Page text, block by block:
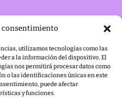
consentimiento
utilizamos tecnologías como las
a la información del dispositivo. El
nos permitirá procesar datos como
o las identificaciones únicas en este
puede afectar
y funciones.
de cookies
legal